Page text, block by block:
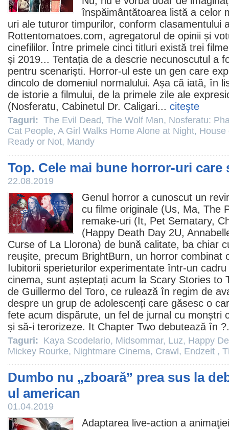
înspăimântătoarea listă a celor
uri ale tuturor timpurilor, conform clasamentului
Rottentomatoes.com, agregatorul de opinii și
cinefililor. Între primele cinci titluri există trei filme
și 2019... Tentația de a descrie necunoscutul a
pentru scenariști. Horror-ul este un gen care
dincolo de domeniul normalului. Așa că iată, în
de istorie a filmului, de la primele zile ale
(Nosferatu, Cabinetul Dr. Caligari... citeşte
Taguri: The Evil Dead, The Wolf Man, Nosferatu:
Cat People, A Girl Walks Home Alone at Night, House
Ready or Not, Mandy
Top. Cele mai bune horror-uri care
22.08.2019
Genul horror a cunoscut un
cu filme originale (Us, Ma, The
remake-uri (It, Pet Sematary,
(Happy Death Day 2U,
Curse of La Llorona) de bună calitate, ba chiar
reușite, precum BrightBurn, un horror combinat
Iubitorii sperieturilor experimentate într-un
cinema, sunt așteptați acum la Scary Stories to
de Guillermo del Toro, ce rulează în regim de
despre un grup de adolescenți care găsesc o
fete acum dispărute, un fel de jurnal cu monștri
și să-i terorizeze. It Chapter Two debutează în
Taguri: Kaya Scodelario, Midsommar, Luz, Happy
Mickey Rourke, Nightmare Cinema, Crawl , Endzeit ,
Dumbo nu „zboară” prea sus la
ul american
01.04.2019
Adaptarea live-action a